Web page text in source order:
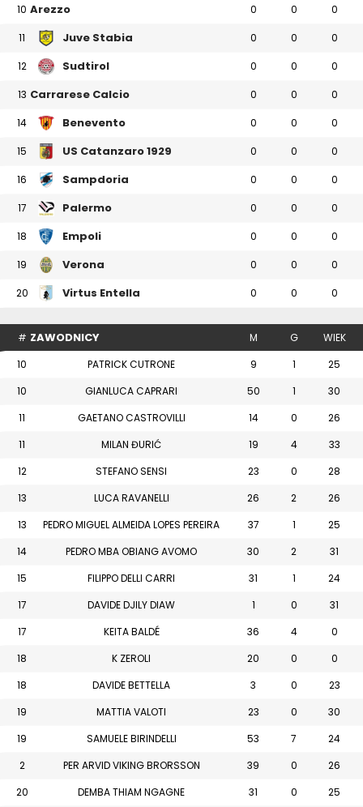
10 Arezzo 0 0 0
11 Juve Stabia 0 0 0
12 Sudtirol 0 0 0
13 Carrarese Calcio 0 0 0
14 Benevento 0 0 0
15 US Catanzaro 1929 0 0 0
16 Sampdoria 0 0 0
17 Palermo 0 0 0
18 Empoli 0 0 0
19 Verona 0 0 0
20 Virtus Entella 0 0 0
# ZAWODNICY M G
WIEK
10
PATRICK CUTRONE 9 1
25
10
GIANLUCA CAPRARI 50 1
30
11
GAETANO CASTROVILLI 14 0
26
11
MILAN ĐURIĆ 19 4
33
12
STEFANO SENSI 23 0
28
13
LUCA RAVANELLI 26 2
26
13
PEDRO MIGUEL ALMEIDA LOPES PEREIRA 37 1
25
14
PEDRO MBA OBIANG AVOMO 30 2
31
15
FILIPPO DELLI CARRI 31 1
24
17
DAVIDE DJILY DIAW 1 0
31
17
KEITA BALDÉ 36 4
0
18
K ZEROLI 20 0
0
18
DAVIDE BETTELLA 3 0
23
19
MATTIA VALOTI 23 0
30
19
SAMUELE BIRINDELLI 53 7
24
2
PER ARVID VIKING BRORSSON 39 0
26
20
DEMBA THIAM NGAGNE 31 0
25